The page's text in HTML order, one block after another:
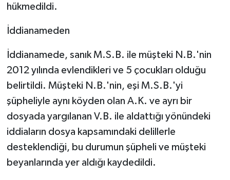
hükmedildi.
İddianameden
İddianamede, sanık M.S.B. ile müşteki N.B.'nin
2012 yılında evlendikleri ve 5 çocukları olduğu
belirtildi. Müşteki N.B.'nin, eşi M.S.B.'yi
şüpheliyle aynı köyden olan A.K. ve ayrı bir
dosyada yargılanan V.B. ile aldattığı yönündeki
iddiaların dosya kapsamındaki delillerle
desteklendiği, bu durumun şüpheli ve müşteki
beyanlarında yer aldığı kaydedildi.